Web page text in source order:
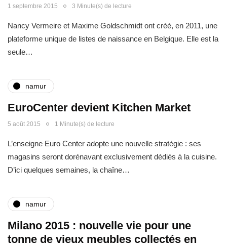
1 septembre 2015 3 Minute(s) de lecture
Nancy Vermeire et Maxime Goldschmidt ont créé, en 2011, une
plateforme unique de listes de naissance en Belgique. Elle est la
seule…
namur
EuroCenter devient Kitchen Market
5 août 2015 1 Minute(s) de lecture
L’enseigne Euro Center adopte une nouvelle stratégie : ses
magasins seront dorénavant exclusivement dédiés à la cuisine.
D’ici quelques semaines, la chaîne…
namur
Milano 2015 : nouvelle vie pour une
tonne de vieux meubles collectés en